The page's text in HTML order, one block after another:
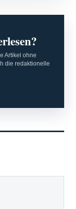
Artikel ohne
die redaktionelle